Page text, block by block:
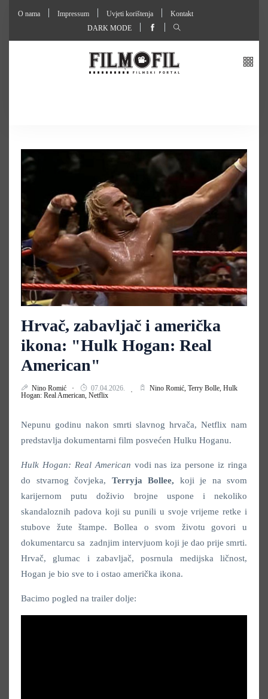
O nama Impressum Uvjeti korištenja
Kontakt
DARK MODE
Hrvač, zabavljač i američka
ikona: "Hulk Hogan: Real
American"
Nino Romić 07.04.2026. Nino Romić, Terry Bolle, Hulk
Hogan: Real American, Netflix
Nepunu godinu nakon smrti slavnog hrvača, Netflix nam
predstavlja dokumentarni film posvećen Hulku Hoganu.
Hulk Hogan: Real American vodi nas iza persone iz ringa
do stvarnog čovjeka, Terryja Bollee, koji je na svom
karijernom putu doživio brojne uspone i nekoliko
skandaloznih padova koji su punili u svoje vrijeme retke i
stubove žute štampe. Bollea o svom životu govori u
dokumentarcu sa zadnjim intervjuom koji je dao prije smrti.
Hrvač, glumac i zabavljač, posrnula medijska ličnost,
Hogan je bio sve to i ostao američka ikona.
Bacimo pogled na trailer dolje: